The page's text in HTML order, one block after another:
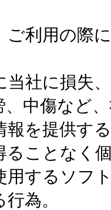
利用の際
社に損失
中傷など
を提供す
ことなく
するソフ
為。